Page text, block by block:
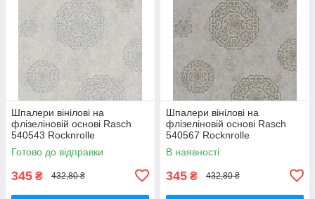
Шпалери вінілові на
флізеліновій основі Rasch
540543 Rocknrolle
(0,53х10,05м), Бежевий,
Бежевий
Готово до відправки
345 ₴ 432,80 ₴
Шпалери вінілові на
флізеліновій основі Rasch
540567 Rocknrolle
(0,53х10,05м), Бежевий,
Бежевий
В наявності
345 ₴ 432,80 ₴